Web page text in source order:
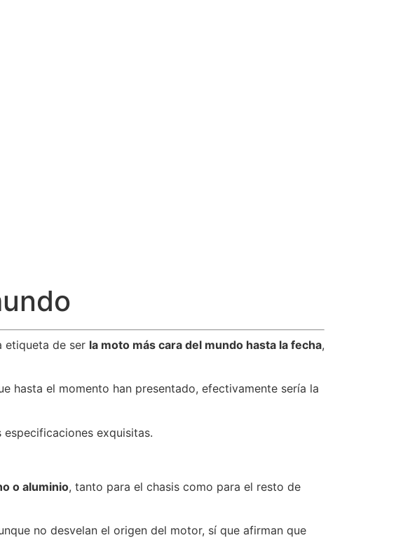
etiqueta de ser la moto más cara del mundo hasta la fecha,
hasta el momento han presentado, efectivamente sería la
exquisitas.
o aluminio, tanto para el chasis como para el resto de
no desvelan el origen del motor, sí que afirman que